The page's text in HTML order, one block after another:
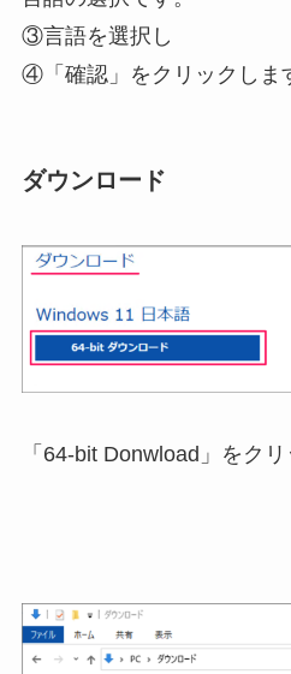
③言語を選択し
④「確認」をクリックしま
ダウンロード
「64-bit Donwload」をク